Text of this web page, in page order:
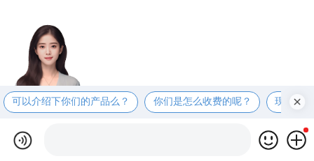
可以介绍下你们的产品么？ 你们是怎么收费的呢？ 现在有